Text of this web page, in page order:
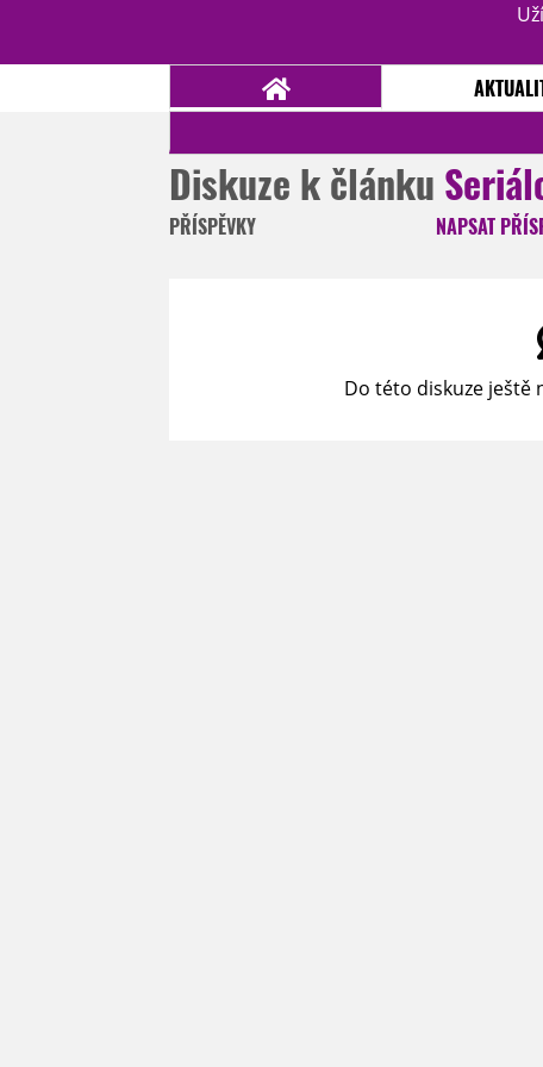
Diskuze k článku
PŘÍSPĚVKY NAPSAT
Do této diskuze ještě